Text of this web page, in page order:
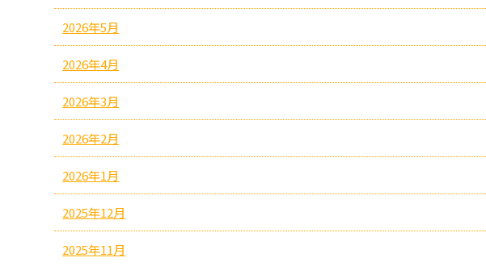
2026年5月
2026年4月
2026年3月
2026年2月
2026年1月
2025年12月
2025年11月